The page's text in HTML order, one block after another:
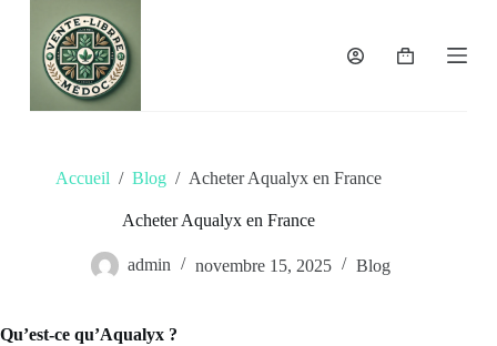
Panier
Accueil / Blog / Acheter Aqualyx en France
Acheter Aqualyx en France
admin novembre 15, 2025 Blog
Qu’est-ce qu’Aqualyx ?